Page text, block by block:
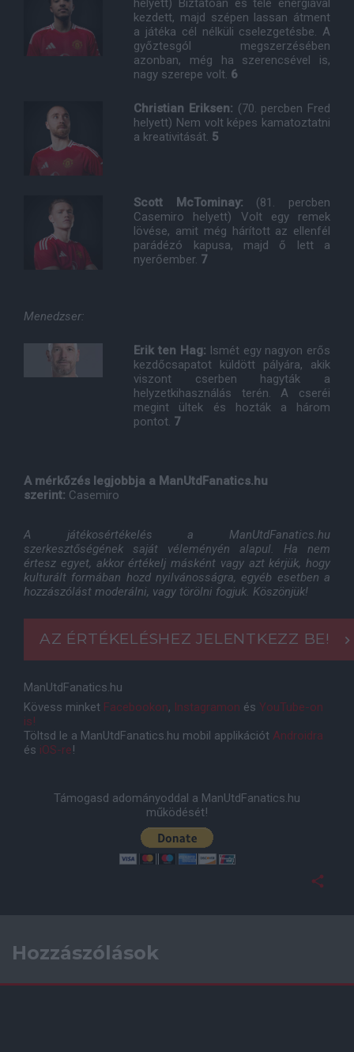
helyett) Biztatóan és tele energiával
kezdett, majd szépen lassan átment
a játéka cél nélküli cselezgetésbe. A
győztesgól megszerzésében
azonban, még ha szerencsével is,
nagy szerepe volt. 6
Christian Eriksen: (70. percben Fred
helyett) Nem volt képes kamatoztatni
a kreativitását. 5
Scott McTominay: (81. percben
Casemiro helyett) Volt egy remek
lövése, amit még hárított az ellenfél
parádézó kapusa, majd ő lett a
nyerőember. 7
Menedzser:
Erik ten Hag: Ismét egy nagyon erős
kezdőcsapatot küldött pályára, akik
viszont cserben hagyták a
helyzetkihasználás terén. A cseréi
megint ültek és hozták a három
pontot. 7
A mérkőzés legjobbja a ManUtdFanatics.hu
szerint: Casemiro
A játékosértékelés a ManUtdFanatics.hu
szerkesztőségének saját véleményén alapul. Ha nem
értesz egyet, akkor értékelj másként vagy azt kérjük, hogy
kulturált formában hozd nyilvánosságra, egyéb esetben a
hozzászólást moderálni, vagy törölni fogjuk. Köszönjük!
AZ ÉRTÉKELÉSHEZ JELENTKEZZ BE!
ManUtdFanatics.hu
Kövess minket Facebookon, Instagramon és YouTube-on
is!
Töltsd le a ManUtdFanatics.hu mobil applikációt Androidra
és iOS-re!
Támogasd adományoddal a ManUtdFanatics.hu
működését!
Hozzászólások